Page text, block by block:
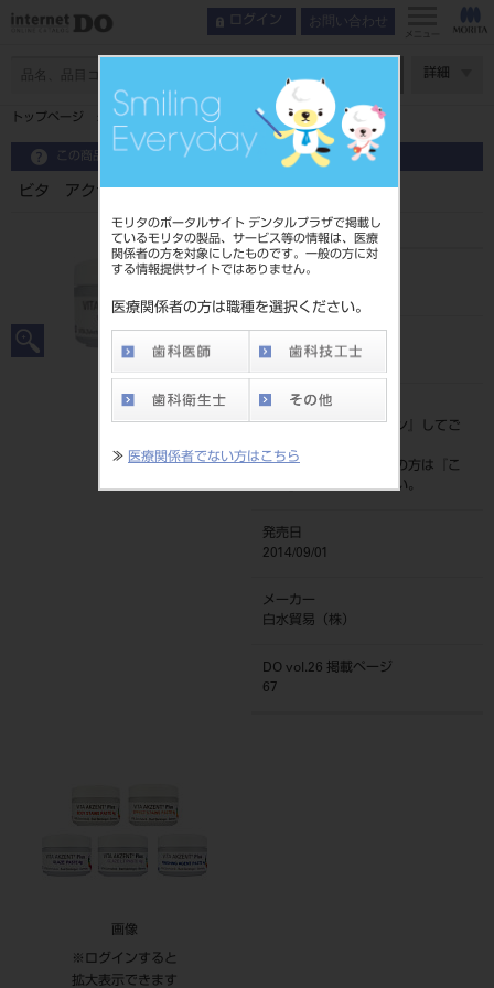
モリタのポータルサイト デンタルプラザで掲載し
ているモリタの製品、サービス等の情報は、医療
関係者の方を対象にしたものです。一般の方に対
する情報提供サイトではありません。
医療関係者の方は職種を選択ください。
≫ 医療関係者でない方はこちら
ログイン お問い合わせ
メニュー
詳細
トップページ ビタ アクセントプラス グレーズペースト 4g
この商品に関するお問い合わせ
ビタ アクセントプラス グレーズペースト 4g
品目コード
4548188174022
標準価格
価格の確認は『ログイン
』してご
ネット会員登録がまだの方は『
こ
ちら』より登録ください。
発売日
2014/09/01
メーカー
白水貿易（株）
DO vol.26 掲載ページ
67
画像
※ログインすると
拡大表示できます